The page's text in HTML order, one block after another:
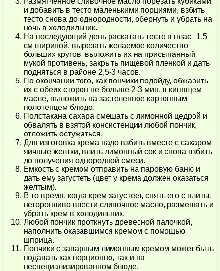
и добавить в тесто маленькими порциями, взбить
тесто снова до однородности, обернуть и убрать на
ночь в холодильник.
На последующий день раскатать тесто в пласт 1,5
см шириной, вырезать желаемое количество
больших кругов, выложить их на присыпанный
мукой противень, закрыть пищевой пленкой и дать
подняться в районе 2,5-3 часов.
По окончании того, как пончики подойду, обжарить
их с обеих сторон не больше 2-3 мин. в кипящем
масле, выложить на застеленное картонным
полотенцем блюдо.
Полстакана сахара смешать с лимонной цедрой и
обвалять в взятой консистенции любой пончик,
отложить остужаться.
Для изготовка крема надо взбить вместе с сахаром
яичные желтки, влить лимонный сок и снова взбить
до получения однородной смеси.
Емкость с кремом отправить на паровую баню и
дать ему загустеть (цвет у крема должен оказаться
желтым).
В то время, когда крем загустеет, снять его с плиты,
неторопливо ввести сливочное масло, размешать и
убрать крем в холодильник.
Любой пончик проткнуть древесной палочкой,
наполнить оказавшимся кремом с помощью
шприца.
Пончики с заварным лимонным кремом может быть
подавать как порционно, так и на
неспециализированном блюде.